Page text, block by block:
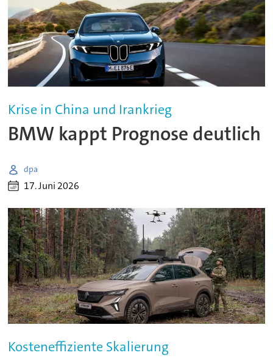
Krise in China und Irankrieg
BMW kappt Prognose deutlich
dpa
17. Juni 2026
Kosteneffiziente Skalierung